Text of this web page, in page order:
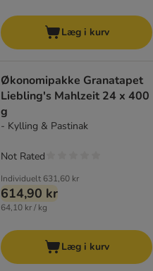
Læg i kurv
Økonomipakke Granatapet
Liebling's Mahlzeit 24 x 400
g
- Kylling & Pastinak
Individuelt 631,60 kr
614,90 kr
64,10 kr / kg
Not Rated
Læg i kurv